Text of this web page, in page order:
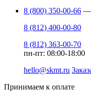
8 (800) 350-00-66 —
8 (812) 400-00-80
8 (812) 363-00-70
пн-пт: 08:00-18:00
hello@skmt.ru
Принимаем к оплате